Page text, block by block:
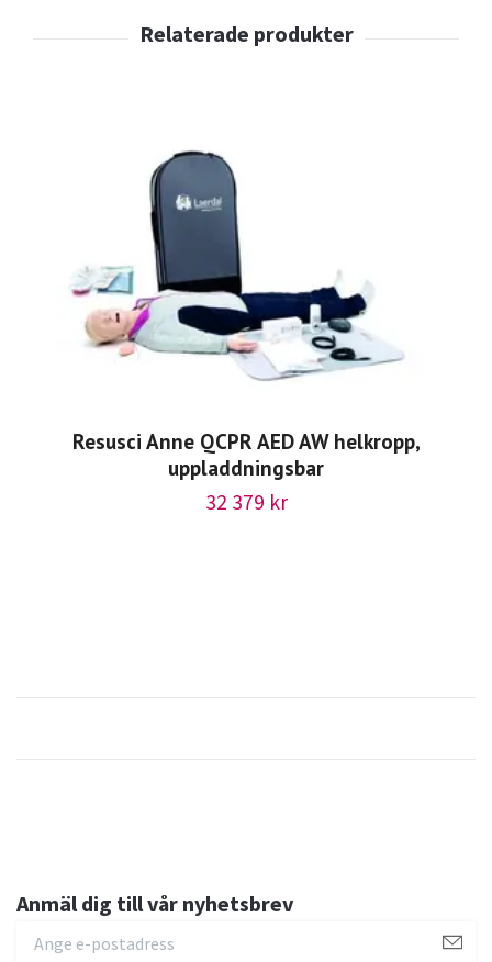
Resusci Anne QCPR AED AW helkropp,
uppladdningsbar
32 379 kr
Anmäl dig till vår nyhetsbrev